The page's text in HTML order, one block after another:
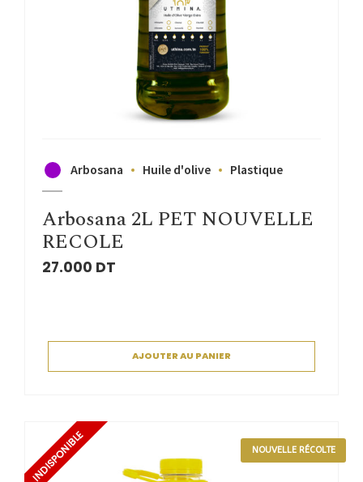
Arbosana Huile d'olive Plastique
Arbosana 2L PET NOUVELLE
RECOLE
27.000 DT
AJOUTER AU PANIER
NOUVELLE RÉCOLTE